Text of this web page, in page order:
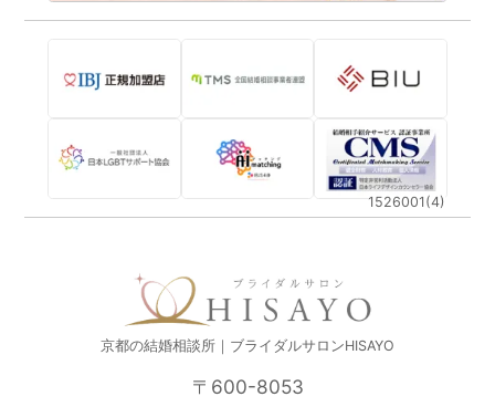
1526001(4)
京都の結婚相談所｜ブライダルサロンHISAYO
〒600-8053